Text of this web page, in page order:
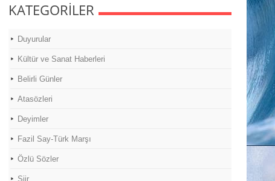
KATEGORİLER
Duyurular
Kültür ve Sanat Haberleri
Belirli Günler
Atasözleri
Deyimler
Fazil Say-Türk Marşı
Özlü Sözler
Şiir